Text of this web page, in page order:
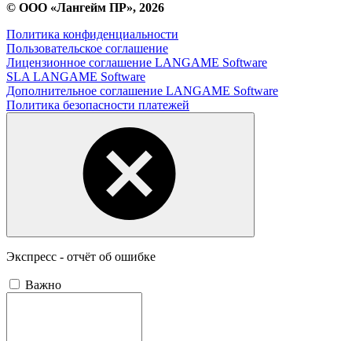
© ООО «Лангейм ПР», 2026
Политика конфиденциальности
Пользовательское соглашение
Лицензионное соглашение LANGAME Software
SLA LANGAME Software
Дополнительное соглашение LANGAME Software
Политика безопасности платежей
Экспресс - отчёт об ошибке
Важно